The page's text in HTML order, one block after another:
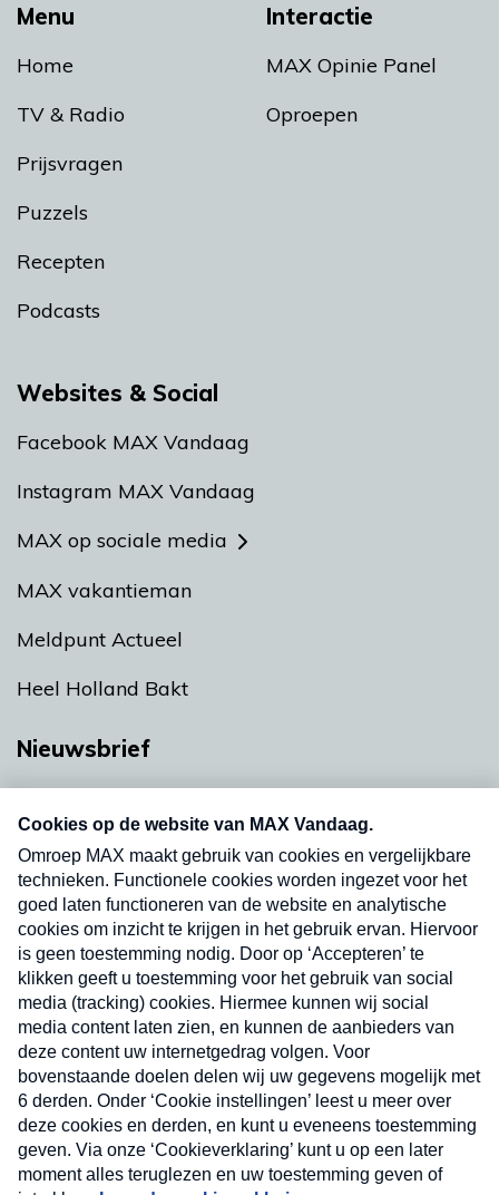
Menu
Home
TV & Radio
Prijsvragen
Puzzels
Recepten
Podcasts
Interactie
MAX Opinie Panel
Oproepen
Websites & Social
Facebook MAX Vandaag
Instagram MAX Vandaag
MAX op sociale media
MAX vakantieman
Meldpunt Actueel
Heel Holland Bakt
Nieuwsbrief
nieuwsbrief. Elke vrijdag- en dinsdagochtend in
uw mailbox.
Verzend
Nieuwsbrief
Neem hier een gratis abonnement op onze